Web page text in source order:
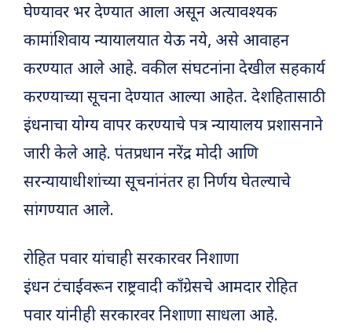
घेण्यावर भर देण्यात आला असून अत्यावश्यक
कामांशिवाय न्यायालयात येऊ नये, असे आवाहन
करण्यात आले आहे. वकील संघटनांना देखील सहकार्य
करण्याच्या सूचना देण्यात आल्या आहेत. देशहितासाठी
इंधनाचा योग्य वापर करण्याचे पत्र न्यायालय प्रशासनाने
जारी केले आहे. पंतप्रधान नरेंद्र मोदी आणि
सरन्यायाधीशांच्या सूचनांनंतर हा निर्णय घेतल्याचे
सांगण्यात आले.
रोहित पवार यांचाही सरकारवर निशाणा
इंधन टंचाईवरून राष्ट्रवादी काँग्रेसचे आमदार रोहित
पवार यांनीही सरकारवर निशाणा साधला आहे.